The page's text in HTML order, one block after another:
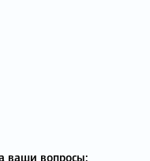
ваши вопросы: